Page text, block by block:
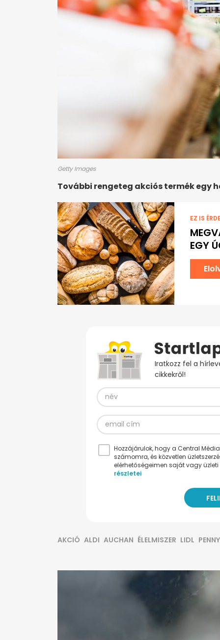
Getty Images
További rengeteg akciós termék egy
EZ IS
EGY
Iratkozz fel a
cikkekről!
Hozzájárulok, hogy a Central
számomra, és közvetlen
elérhetőségeimen saját vagy
részletei
AKCIÓ ALDI AUCHAN ÉLELMISZER LIDL PENNY